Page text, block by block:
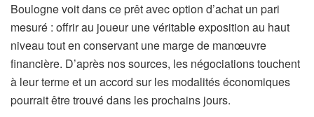
Boulogne voit dans ce prêt avec option d’achat un pari
mesuré : offrir au joueur une véritable exposition au haut
niveau tout en conservant une marge de manœuvre
financière. D’après nos sources, les négociations touchent
à leur terme et un accord sur les modalités économiques
pourrait être trouvé dans les prochains jours.